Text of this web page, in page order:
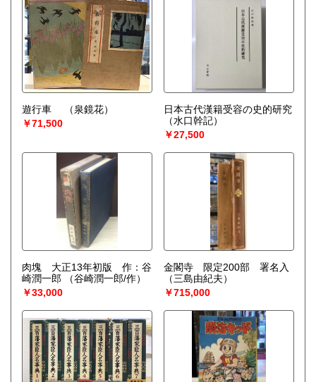
遊行車
（泉鏡花）
￥71,500
日本古代漢籍受容の史的研究
（水口幹記）
￥27,500
肉塊 大正13年初版 作：谷
崎潤一郎
（谷崎潤一郎/作）
￥33,000
金閣寺 限定200部 署名入
（三島由紀夫）
￥715,000